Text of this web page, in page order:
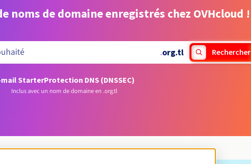
noms de domaine enregistrés chez OVHcloud !
.org.tl Rechercher
mail StarterProtection DNS (DNSSEC)
Inclus avec un nom de domaine en .org.tl